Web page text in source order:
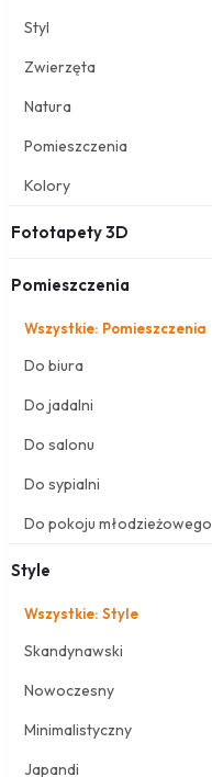
Styl
Zwierzęta
Natura
Pomieszczenia
Kolory
Fototapety 3D
Pomieszczenia
Wszystkie: Pomieszczenia
Do biura
Do jadalni
Do salonu
Do sypialni
Do pokoju młodzieżowego
Style
Wszystkie: Style
Skandynawski
Nowoczesny
Minimalistyczny
Japandi